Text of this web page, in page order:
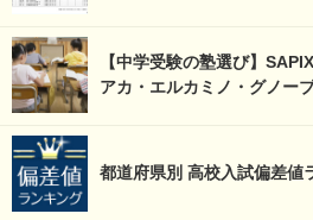
【中学受験の塾選び】
アカ・エルカミノ・グノー
都道府県別 高校入試偏差値